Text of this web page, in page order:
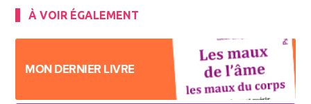
À VOIR ÉGALEMENT
MON DERNIER LIVRE